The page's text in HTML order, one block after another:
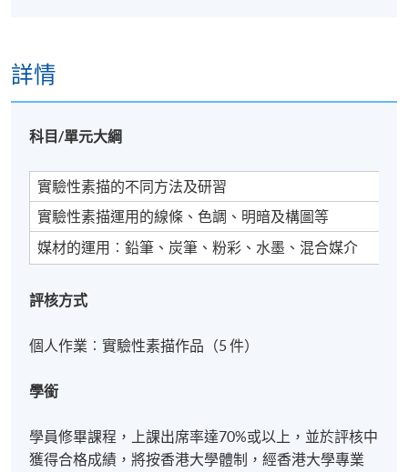
詳情
科目/單元大綱
實驗性素描的不同方法及研習
實驗性素描運用的線條、色調、明暗及構圖等
媒材的運用︰鉛筆、炭筆、粉彩、水墨、混合媒介
評核方式
個人作業︰實驗性素描作品（5 件）
學銜
學員修畢課程，上課出席率達70%或以上，並於評核中
獲得合格成績，將按香港大學體制，經香港大學專業